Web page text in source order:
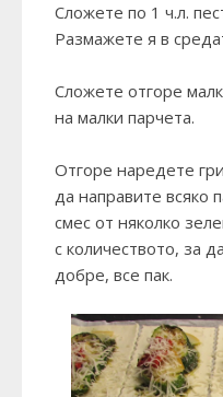
Сложете по 1 ч.л.
Размажете я в
Сложете отгоре
на малки парчета.
Отгоре наредете
да направите всяко
смес от няколко
с количеството, за
добре, все пак.